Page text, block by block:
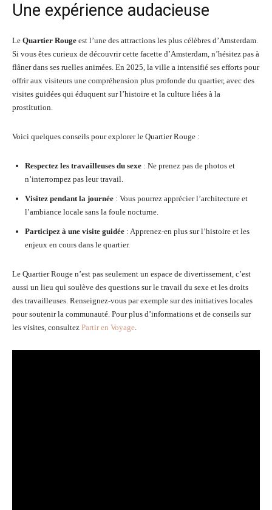
Une expérience audacieuse
Le Quartier Rouge est l’une des attractions les plus célèbres d’Amsterdam.
Si vous êtes curieux de découvrir cette facette d’Amsterdam, n’hésitez pas à
flâner dans ses ruelles animées. En 2025, la ville a intensifié ses efforts pour
offrir aux visiteurs une compréhension plus profonde du quartier, avec des
visites guidées qui éduquent sur l’histoire et la culture liées à la
prostitution.
Voici quelques conseils pour explorer le Quartier Rouge :
Respectez les travailleuses du sexe : Ne prenez pas de photos et
n’interrompez pas leur travail.
Visitez pendant la journée : Vous pourrez apprécier l’architecture et
l’ambiance locale sans la foule nocturne.
Participez à une visite guidée : Apprenez-en plus sur l’histoire et les
enjeux en cours dans le quartier.
Le Quartier Rouge n’est pas seulement un espace de divertissement, c’est
aussi un lieu qui soulève des questions sur le travail du sexe et les droits
des travailleuses. Renseignez-vous par exemple sur des initiatives locales
pour soutenir la communauté. Pour plus d’informations et de conseils sur
les visites, consultez Partir en Voyage.